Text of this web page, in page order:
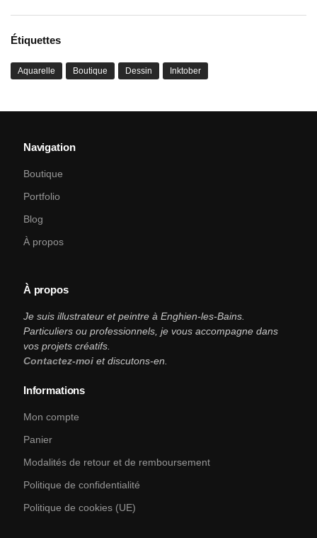
Étiquettes
Aquarelle Boutique Dessin Inktober
Navigation
Boutique
Portfolio
Blog
À propos
À propos
Je suis illustrateur et peintre à Enghien-les-Bains.
Particuliers ou professionnels, je vous accompagne dans
vos projets créatifs.
Contactez-moi et discutons-en.
Informations
Mon compte
Panier
Modalités de retour et de remboursement
Politique de confidentialité
Politique de cookies (UE)